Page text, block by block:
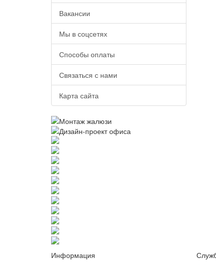
Вакансии
Мы в соцсетях
Способы оплаты
Связаться с нами
Карта сайта
Информация